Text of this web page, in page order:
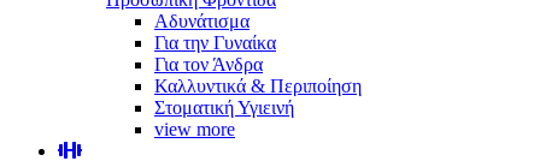
Αδυνάτισμα
Για την Γυναίκα
Για τον Άνδρα
Καλλυντικά & Περιποίηση
Στοματική Υγιεινή
view more